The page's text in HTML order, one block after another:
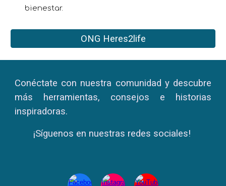
bienestar.
ONG Heres2life
Conéctate con nuestra comunidad y descubre
más herramientas, consejos e historias
inspiradoras.
¡Síguenos en nuestras redes sociales!